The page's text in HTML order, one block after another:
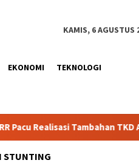
KAMIS, 6 AGUSTUS
EKONOMI TEKNOLOGI
Tambahan TKD Aceh
STUNTING